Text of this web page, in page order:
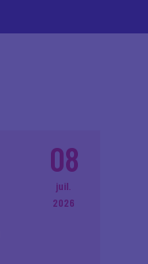
08
juil.
2026